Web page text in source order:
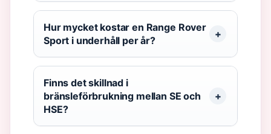
Hur mycket kostar en Range Rover
Sport i underhåll per år?
Finns det skillnad i
bränsleförbrukning mellan SE och
HSE?